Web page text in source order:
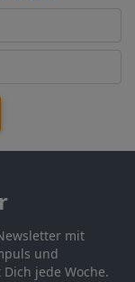
mit
und
jede Woche.